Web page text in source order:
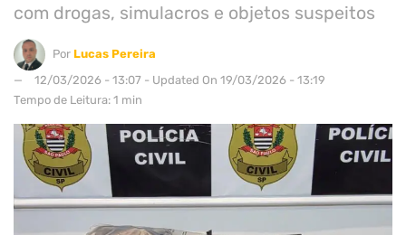
com drogas, simulacros e objetos suspeitos
Por Lucas Pereira
12/03/2026 - 13:07 - Updated On 19/03/2026 - 13:19
Tempo de Leitura: 1 min